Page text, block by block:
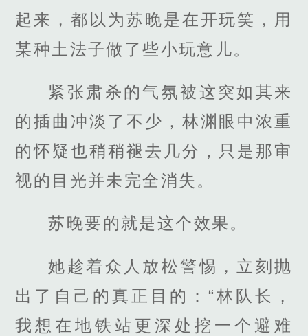
起来，都以为苏晚是在开玩笑，用
某种土法子做了些小玩意儿。
紧张肃杀的气氛被这突如其来
的插曲冲淡了不少，林渊眼中浓重
的怀疑也稍稍褪去几分，只是那审
视的目光并未完全消失。
苏晚要的就是这个效果。
她趁着众人放松警惕，立刻抛
出了自己的真正目的：“林队长，
我想在地铁站更深处挖一个避难